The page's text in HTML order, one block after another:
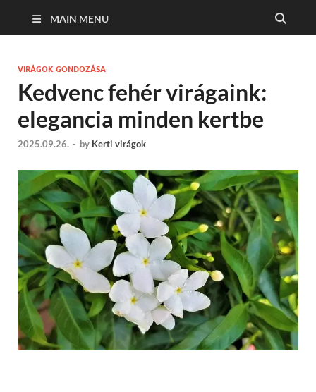
MAIN MENU
VIRÁGOK GONDOZÁSA
Kedvenc fehér virágaink:
elegancia minden kertbe
2025.09.26. - by Kerti virágok